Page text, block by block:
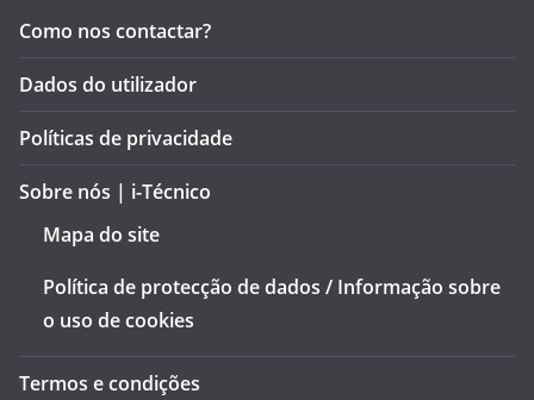
Como nos contactar?
Dados do utilizador
Políticas de privacidade
Sobre nós | i-Técnico
Mapa do site
Política de protecção de dados / Informação sobre
o uso de cookies
Termos e condições